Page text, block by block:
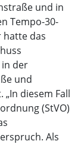
und in
Tempo-30-
hatte das
in der
und
diesem Fall
(StVO)
Als